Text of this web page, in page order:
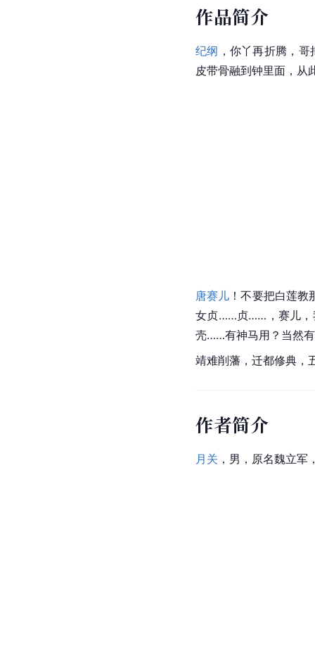
作品简介
纪纲 ，你丫再折腾，
皮带骨融到钟里面，从
唐赛儿 ！不要把白莲教
女贞……贞……，赛儿，
壳……有神马用？当然
靖难削藩， 迁都修典，
作者简介
月关 ，男，原名魏立军